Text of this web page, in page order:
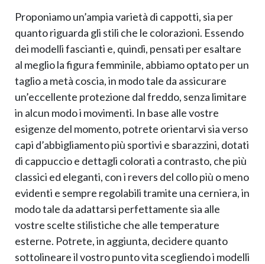
Proponiamo un’ampia varietà di cappotti, sia per
quanto riguarda gli stili che le colorazioni. Essendo
dei modelli fascianti e, quindi, pensati per esaltare
al meglio la figura femminile, abbiamo optato per un
taglio a metà coscia, in modo tale da assicurare
un’eccellente protezione dal freddo, senza limitare
in alcun modo i movimenti. In base alle vostre
esigenze del momento, potrete orientarvi sia verso
capi d’abbigliamento più sportivi e sbarazzini, dotati
di cappuccio e dettagli colorati a contrasto, che più
classici ed eleganti, con i revers del collo più o meno
evidenti e sempre regolabili tramite una cerniera, in
modo tale da adattarsi perfettamente sia alle
vostre scelte stilistiche che alle temperature
esterne. Potrete, in aggiunta, decidere quanto
sottolineare il vostro punto vita scegliendo i modelli